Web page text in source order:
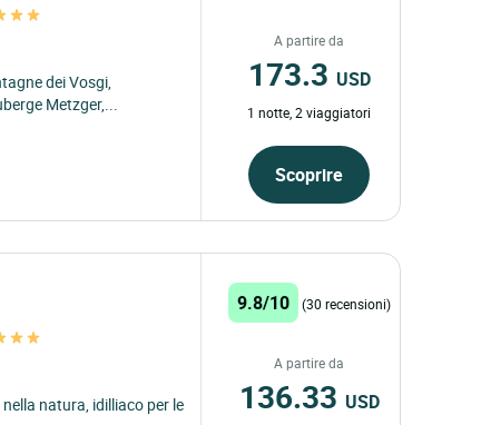
dei Vosgi,
Metzger,...
A partire da
173.3 USD
1 notte, 2 viaggiatori
Scoprire
natura, idilliaco per le
9.8/10 (30 recensioni)
A partire da
136.33 USD